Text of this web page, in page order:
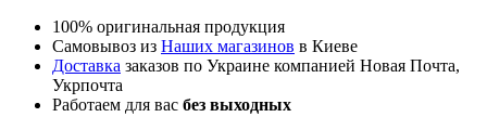
100% оригинальная продукция
Самовывоз из Наших магазинов в Киеве
Доставка заказов по Украине компанией Новая Почта,
Укрпочта
Работаем для вас без выходных